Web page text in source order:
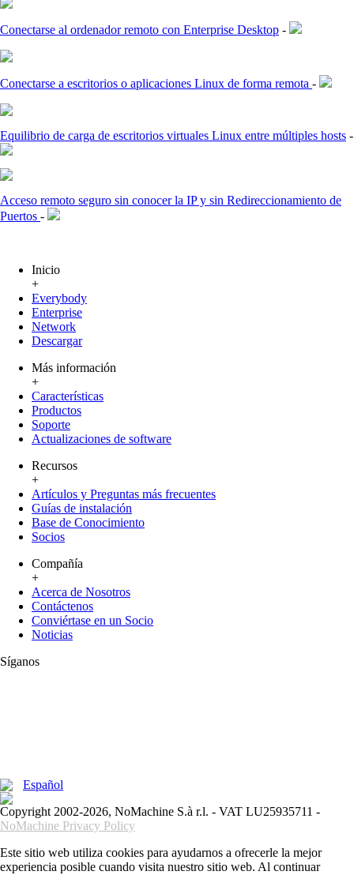
Conectarse al ordenador remoto con Enterprise Desktop -
Conectarse a escritorios o aplicaciones Linux de forma remota -
Equilibrio de carga de escritorios virtuales Linux entre múltiples hosts -
Acceso remoto seguro sin conocer la IP y sin Redireccionamiento de
Puertos -
Inicio
+
Everybody
Enterprise
Network
Descargar
Más información
+
Características
Productos
Soporte
Actualizaciones de software
Recursos
+
Artículos y Preguntas más frecuentes
Guías de instalación
Base de Conocimiento
Socios
Compañía
+
Acerca de Nosotros
Contáctenos
Conviértase en un Socio
Noticias
Síganos
Español
Copyright 2002-2026, NoMachine S.à r.l. - VAT LU25935711 -
NoMachine Privacy Policy
Este sitio web utiliza cookies para ayudarnos a ofrecerle la mejor
experiencia posible cuando visita nuestro sitio web. Al continuar